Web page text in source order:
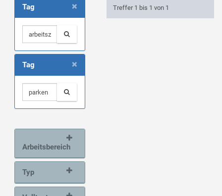
×
Tag
×
Tag
Arbeitsbereich
Typ
Treffer 1 bis 1 von 1